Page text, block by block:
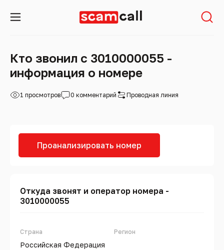
Кто звонил с 3010000055 -
информация о номере
1 просмотров 0 комментарий Проводная линия
Проанализировать номер
Откуда звонят и оператор номера -
3010000055
Страна
Российская Федерация
Регион